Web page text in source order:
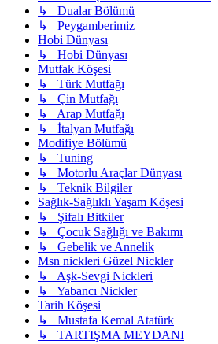
↳ Dualar Bölümü
↳ Peygamberimiz
Hobi Dünyası
↳ Hobi Dünyası
Mutfak Köşesi
↳ Türk Mutfağı
↳ Çin Mutfağı
↳ Arap Mutfağı
↳ İtalyan Mutfağı
Modifiye Bölümü
↳ Tuning
↳ Motorlu Araçlar Dünyası
↳ Teknik Bilgiler
Sağlık-Sağlıklı Yaşam Köşesi
↳ Şifalı Bitkiler
↳ Çocuk Sağlığı ve Bakımı
↳ Gebelik ve Annelik
Msn nickleri Güzel Nickler
↳ Aşk-Sevgi Nickleri
↳ Yabancı Nickler
Tarih Köşesi
↳ Mustafa Kemal Atatürk
↳ TARTIŞMA MEYDANI